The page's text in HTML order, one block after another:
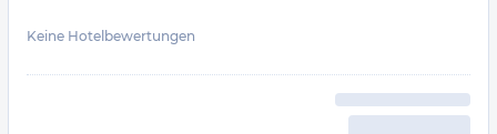
Keine Hotelbewertungen